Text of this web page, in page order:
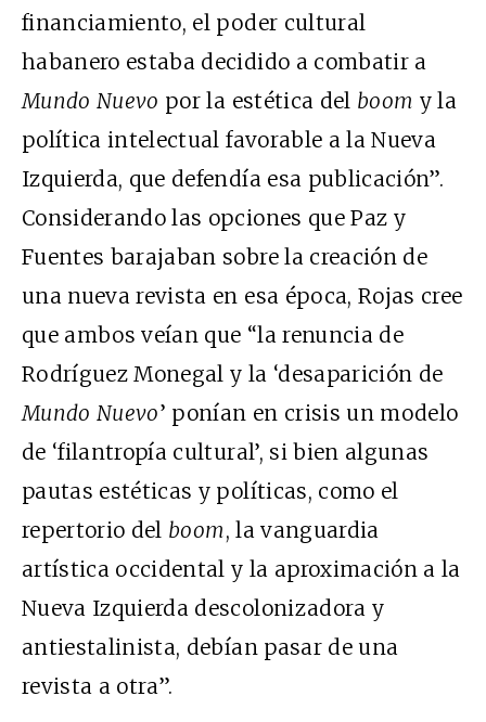
financiamiento, el poder cultural
habanero estaba decidido a combatir a
Mundo Nuevo por la estética del boom y la
política intelectual favorable a la Nueva
Izquierda, que defendía esa publicación”.
Considerando las opciones que Paz y
Fuentes barajaban sobre la creación de
una nueva revista en esa época, Rojas cree
que ambos veían que “la renuncia de
Rodríguez Monegal y la ‘desaparición de
Mundo Nuevo’ ponían en crisis un modelo
de ‘filantropía cultural’, si bien algunas
pautas estéticas y políticas, como el
repertorio del boom, la vanguardia
artística occidental y la aproximación a la
Nueva Izquierda descolonizadora y
antiestalinista, debían pasar de una
revista a otra”.